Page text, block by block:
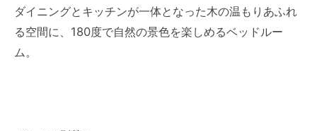
ダイニングとキッチンが一体となった木の温もりあふれ
る空間に、180度で自然の景色を楽しめるベッドルー
ム。